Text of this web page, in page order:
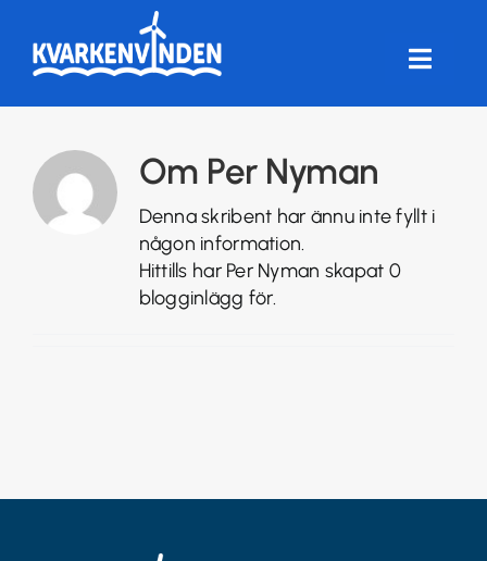
innehållet
Toggle
FÖRENINGEN Om Per Nyman
Denna skribent har ännu inte fyllt i
någon information.
Hittills har Per Nyman skapat 0
blogginlägg för.